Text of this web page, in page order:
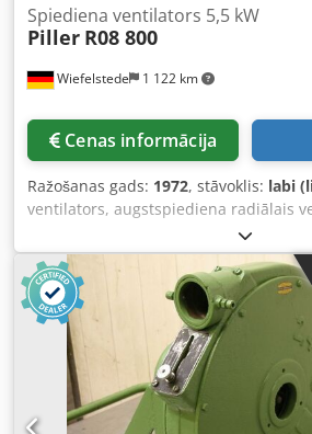
Wiefelstede 1 122 km
Spiediena ventilators 5,5 kW
Piller R08 800
Cenas informācija
Ražošanas gads: 1972, stāvoklis: labi
ventilators, augstspiediena radiālais
pūtējs, vakuuma pūtējs, ventilācijas
radiālais pūtējs, sānu kanāla pūtējs -
radiālais ventilators / spiediena pūtējs
Dzinēja jauda: 5,5 kW / 2880 apgr./min
m³/min - Ieplūdes pieslēgums: Ø 140
pieslēgums: Ø 75 mm - Aizsardzības
1290/470/H1040 mm - Svars: 150 kg